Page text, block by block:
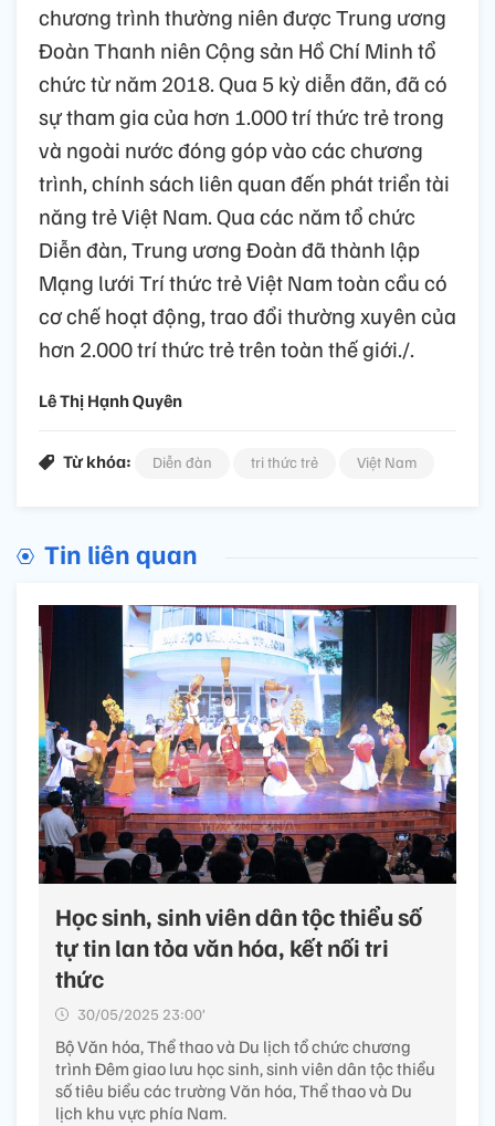
chương trình thường niên được Trung ương
Đoàn Thanh niên Cộng sản Hồ Chí Minh tổ
chức từ năm 2018. Qua 5 kỳ diễn đãn, đã có
sự tham gia của hơn 1.000 trí thức trẻ trong
và ngoài nước đóng góp vào các chương
trình, chính sách liên quan đến phát triển tài
năng trẻ Việt Nam. Qua các năm tổ chức
Diễn đàn, Trung ương Đoàn đã thành lập
Mạng lưới Trí thức trẻ Việt Nam toàn cầu có
cơ chế hoạt động, trao đổi thường xuyên của
hơn 2.000 trí thức trẻ trên toàn thế giới./.
Lê Thị Hạnh Quyên
Từ khóa: Diễn đàn tri thức trẻ Việt Nam
Tin liên quan
Học sinh, sinh viên dân tộc thiểu số
tự tin lan tỏa văn hóa, kết nối tri
thức
30/05/2025 23:00’
Bộ Văn hóa, Thể thao và Du lịch tổ chức chương
trình Đêm giao lưu học sinh, sinh viên dân tộc thiểu
số tiêu biểu các trường Văn hóa, Thể thao và Du
lịch khu vực phía Nam.